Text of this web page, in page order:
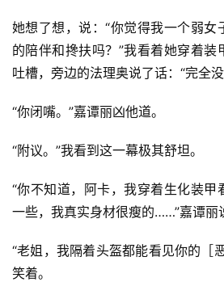
她想了想，说：“你觉得我一个弱女
的陪伴和搀扶吗？”我看着她穿着装
吐槽，旁边的法理奥说了话：“完全
“你闭嘴。”嘉谭丽凶他道。
“附议。”我看到这一幕极其舒坦。
“你不知道，阿卡，我穿着生化装甲
一些，我真实身材很瘦的……”嘉谭丽
“老姐，我隔着头盔都能看见你的［
笑着。